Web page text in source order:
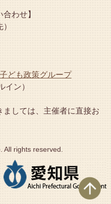
わせ】
ども政策グループ
イン）
しては、主催者に直接お
rights reserved.